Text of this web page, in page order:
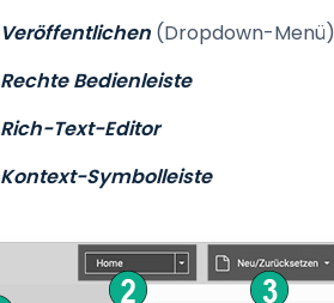
Veröffentlichen (Dropdown-Menü)
Rechte Bedienleiste
Rich-Text-Editor
Kontext-Symbolleiste